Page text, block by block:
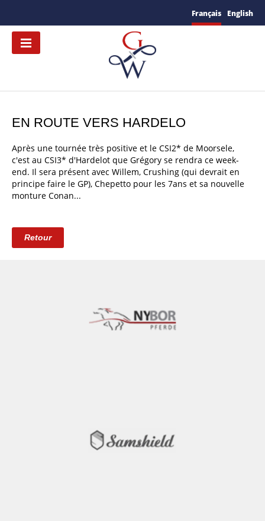
Français English
EN ROUTE VERS HARDELO
Après une tournée très positive et le CSI2* de Moorsele,
c'est au CSI3* d'Hardelot que Grégory se rendra ce week-
end. Il sera présent avec Willem, Crushing (qui devrait en
principe faire le GP), Chepetto pour les 7ans et sa nouvelle
monture Conan...
Retour